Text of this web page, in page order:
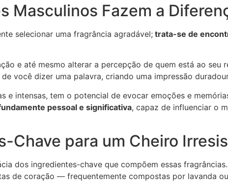
Masculinos Fazem a
selecionar uma fragrância agradável; trata-se de
e até mesmo alterar a percepção de quem está ao seu
você dizer uma palavra, criando uma impressão
e intensas, tem o potencial de evocar emoções e
pessoal e significativa, capaz de influenciar o
Chave para um Cheiro
dos ingredientes-chave que compõem essas
de coração — frequentemente compostas por lavanda